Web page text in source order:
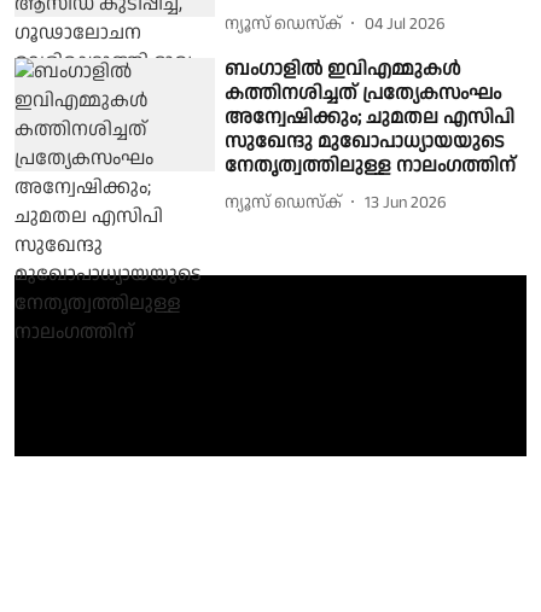
ന്യൂസ് ഡെസ്ക് 04 Jul 2026
ബംഗാളിൽ ഇവിഎമ്മുകൾ
കത്തിനശിച്ചത് പ്രത്യേകസംഘം
അന്വേഷിക്കും; ചുമതല എസിപി
സുഖേന്ദു മുഖോപാധ്യായയുടെ
നേതൃത്വത്തിലുള്ള നാലംഗത്തിന്
ന്യൂസ് ഡെസ്ക് 13 Jun 2026